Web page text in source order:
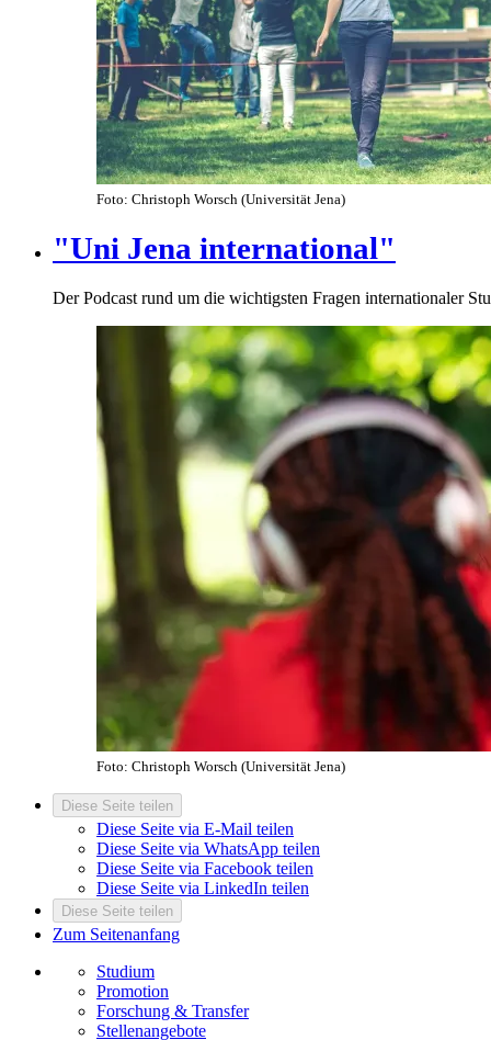
Foto: Christoph Worsch (Universität Jena)
"Uni Jena international"
Der Podcast rund um die wichtigsten Fragen internationaler
Foto: Christoph Worsch (Universität Jena)
Diese Seite teilen
Diese Seite via E-Mail teilen
Diese Seite via WhatsApp teilen
Diese Seite via Facebook teilen
Diese Seite via LinkedIn teilen
Diese Seite teilen
Zum Seitenanfang
Studium
Promotion
Forschung & Transfer
Stellenangebote